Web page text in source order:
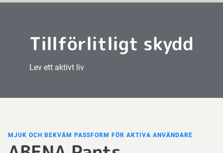
fetching
code
Tillförlitligt skydd
Lev ett aktivt liv
MJUK OCH BEKVÄM PASSFORM FÖR AKTIVA ANVÄNDARE